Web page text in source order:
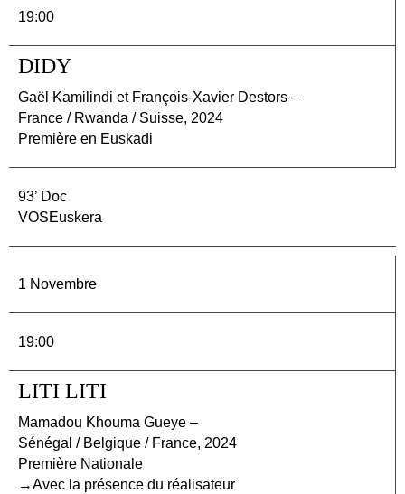
19:00
DIDY
Gaël Kamilindi et François-Xavier Destors –
France / Rwanda / Suisse, 2024
Première en Euskadi
93’ Doc
VOSEuskera
1 Novembre
19:00
LITI LITI
Mamadou Khouma Gueye –
Sénégal / Belgique / France, 2024
Première Nationale
→Avec la présence du réalisateur